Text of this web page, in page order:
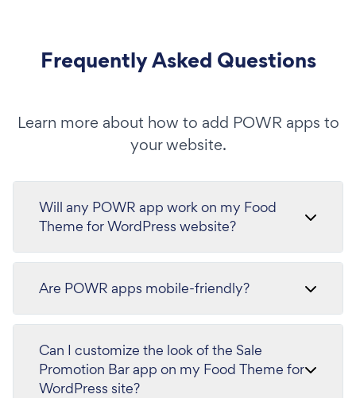
Frequently Asked Questions
Learn more about how to add POWR apps to
your website.
Will any POWR app work on my Food
Theme for WordPress website?
Are POWR apps mobile-friendly?
Can I customize the look of the Sale
Promotion Bar app on my Food Theme for
WordPress site?